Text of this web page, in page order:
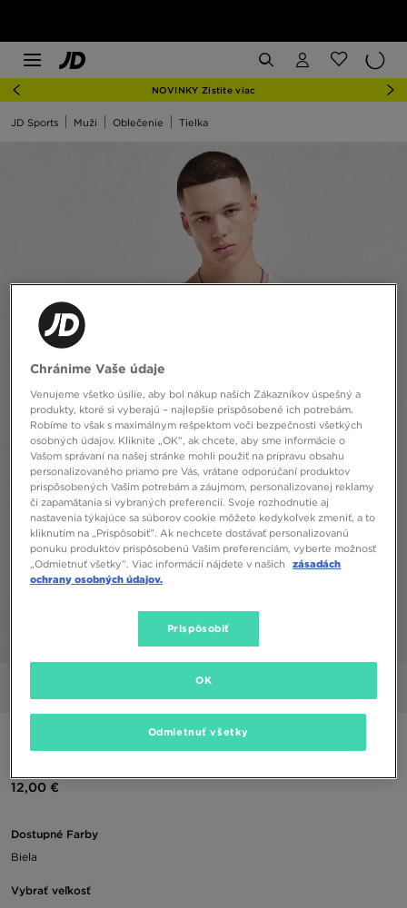
NOVINKY Zistite viac
JD Sports Muži Oblečenie Tielka
ADIDAS TRIČKO TREF ESS VEST WHT
12,00 €
Dostupné Farby
Biela
Vybrať veľkosť
Chránime Vaše údaje
Venujeme všetko úsilie, aby bol nákup našich Zákazníkov úspešný a
produkty, ktoré si vyberajú – najlepšie prispôsobené ich potrebám.
Robíme to však s maximálnym rešpektom voči bezpečnosti všetkých
osobných údajov. Kliknite „OK”, ak chcete, aby sme informácie o
Vašom správaní na našej stránke mohli použiť na prípravu obsahu
personalizovaného priamo pre Vás, vrátane odporúčaní produktov
prispôsobených Vašim potrebám a záujmom, personalizovanej reklamy
či zapamätania si vybraných preferencií. Svoje rozhodnutie aj
nastavenia týkajúce sa súborov cookie môžete kedykoľvek zmeniť, a to
kliknutím na „Prispôsobiť”. Ak nechcete dostávať personalizovanú
ponuku produktov prispôsobenú Vašim preferenciám, vyberte možnosť
„Odmietnuť všetky”. Viac informácií nájdete v našich
zásadách
ochrany osobných údajov.
Prispôsobiť
Odmietnuť všetky
OK